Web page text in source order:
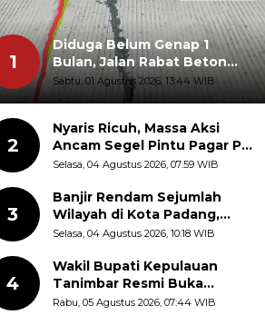
1
Diduga Belum Genap 1
Bulan, Jalan Rabat Beton
Gidanglo - Guwosobokerto
Sudah Pecah
Sabtu, 01 Agustus 2026, 13:44 WIB
2
Nyaris Ricuh, Massa Aksi
Ancam Segel Pintu Pagar PT
Pabrik Gula Gorontalo
Selasa, 04 Agustus 2026, 07:59 WIB
3
Banjir Rendam Sejumlah
Wilayah di Kota Padang,
Proses Evakuasi Warga
Selasa, 04 Agustus 2026, 10:18 WIB
4
Wakil Bupati Kepulauan
Tanimbar Resmi Buka
Rangkaian Peringatan HUT
Rabu, 05 Agustus 2026, 07:44 WIB